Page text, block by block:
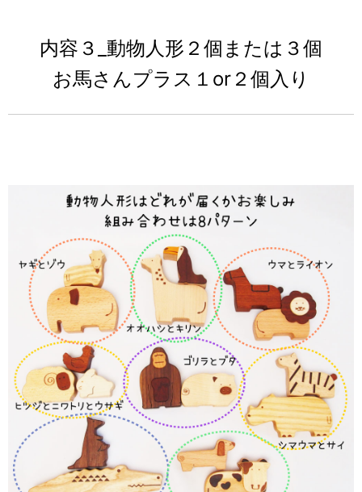
内容３_動物人形２個または３個
お馬さんプラス１or２個入り